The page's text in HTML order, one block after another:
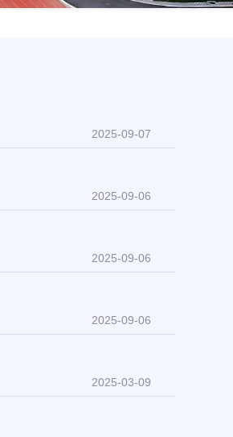
2025-09-07
2025-09-06
2025-09-06
2025-09-06
2025-03-09